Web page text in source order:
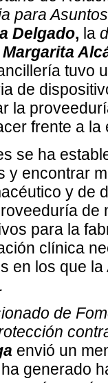
para
Delgado, la
Margarita
tuvo
de
la
frente a la
se ha
y encontrar
y de
de
para la
clínica
en los que
de
envió un
generado